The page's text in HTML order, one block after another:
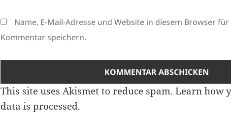
Name, E-Mail-Adresse und Website in diesem Browser
Kommentar speichern.
This site uses Akismet to reduce spam.Learn how
data is processed.